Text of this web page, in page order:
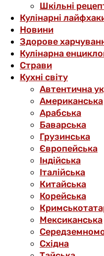
Шкільні
Кулінарні
Новини
Здорове
Кулінарна
Страви
Кухні світу
Автентична
Американська
Арабська
Баварська
Грузинська
Європейська
Індійська
Італійська
Китайська
Корейська
Мексиканська
Східна